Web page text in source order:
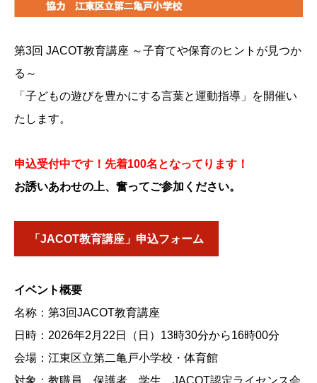
第3回 JACOT教育講座 ～子育てや保育のヒントが見つか
る～
「子どもの遊びを豊かにする言葉と運動指導」を開催い
たします。
申込受付中です！先着100名となってります！
お誘いあわせの上、奮ってご参加ください。
「JACOT教育講座」申込フォーム
イベント概要
名称：第3回JACOT教育講座
日時：2026年2月22日（日）13時30分から16時00分
会場：江東区立第二亀戸小学校・体育館
対象：教職員、保護者、学生、JACOT認定ライセンス会